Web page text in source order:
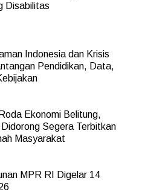
Disabilitas
Indonesia dan Krisis
Pendidikan, Data,
Ekonomi Belitung,
Segera Terbitkan
Masyarakat
MPR RI Digelar 14